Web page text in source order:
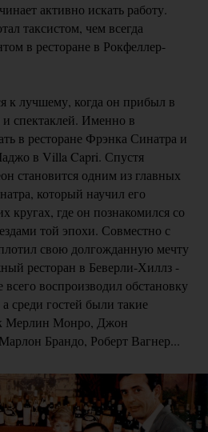
активно искать работу.
таксистом, чем всегда
в ресторане в Рокфеллер-
к лучшему, когда он прибыл в
и спектаклей. Именно в
в ресторане Фрэнка Синатра и
в Villa Capri. Спустя
становится одним из главных
который научил его
кругах, где он познакомился со
той эпохи. Совместно с
свою долгожданную мечту
ресторан в Беверли-Хиллз -
воспроизводил обстановку
среди гостей были такие
Мерлин Монро, Джон
Брандо, Роберт Вагнер...